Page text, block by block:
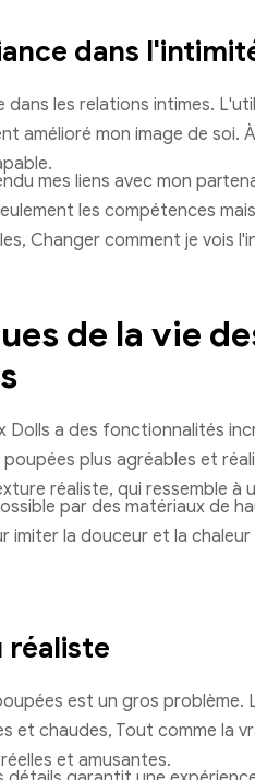
dans
dans les relations intimes.
amélioré mon image de soi.
mes liens avec mon
les compétences
Changer comment je vois
de la vie
Dolls a des fonctionnalités
plus agréables et
réaliste, qui ressemble à
par des matériaux de
imiter la douceur et la chaleur
réaliste
est un gros problème.
et chaudes, Tout comme la
et amusantes.